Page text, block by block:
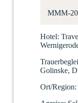
MMM-
Hotel:
Golinske,
Ort/Region: